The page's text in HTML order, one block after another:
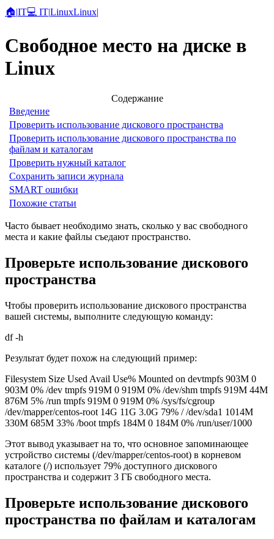
🏠|IT💻 IT|LinuxLinux|
Свободное место на диске в
Linux
Содержание
Введение
Проверить использование дискового пространства
Проверить использование дискового пространства по
файлам и каталогам
Проверить нужный каталог
Сохранить записи журнала
SMART ошибки
Похожие статьи
Часто бывает необходимо знать, сколько у вас свободного
места и какие файлы съедают пространство.
Проверьте использование дискового
пространства
Чтобы проверить использование дискового пространства
вашей системы, выполните следующую команду:
df -h
Результат будет похож на следующий пример:
Filesystem Size Used Avail Use% Mounted on devtmpfs 903M 0
903M 0% /dev tmpfs 919M 0 919M 0% /dev/shm tmpfs 919M 44M
876M 5% /run tmpfs 919M 0 919M 0% /sys/fs/cgroup
/dev/mapper/centos-root 14G 11G 3.0G 79% / /dev/sda1 1014M
330M 685M 33% /boot tmpfs 184M 0 184M 0% /run/user/1000
Этот вывод указывает на то, что основное запоминающее
устройство системы (/dev/mapper/centos-root) в корневом
каталоге (/) использует 79% доступного дискового
пространства и содержит 3 ГБ свободного места.
Проверьте использование дискового
пространства по файлам и каталогам